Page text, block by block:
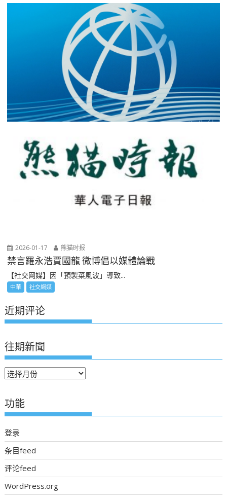
2026-01-17 熊猫时报
禁言羅永浩賈國龍 微博倡以媒體論戰
【社交网媒】因「預製菜風波」導致...
中華 社交網媒
近期评论
往期新聞
往
新
聞
功能
登录
条目feed
评论feed
WordPress.org